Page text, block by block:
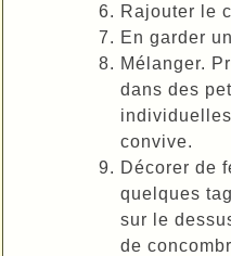
Rajouter le
En garder
Mélanger.
dans des
convive.
Décorer de
quelques
sur le
de